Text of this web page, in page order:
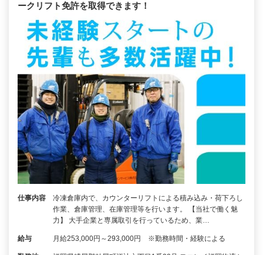
ークリフト免許を取得できます！
仕事内容
冷凍倉庫内で、カウンターリフトによる積み込み・荷下ろし
作業、倉庫管理、在庫管理等を行います。 【当社で働く魅
力】 大手企業と専属取引を行っているため、業…
給与 月給253,000円～293,000円 ※勤務時間・経験による